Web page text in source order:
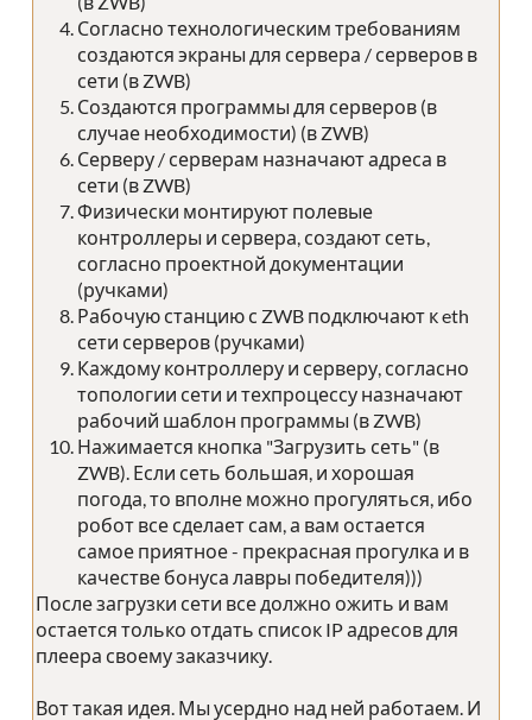
Согласно технологическим требованиям
создаются экраны для сервера / серверов в
сети (в ZWB)
Создаются программы для серверов (в
случае необходимости) (в ZWB)
Серверу / серверам назначают адреса в
сети (в ZWB)
Физически монтируют полевые
контроллеры и сервера, создают сеть,
согласно проектной документации
(ручками)
Рабочую станцию с ZWB подключают к eth
сети серверов (ручками)
Каждому контроллеру и серверу, согласно
топологии сети и техпроцессу назначают
рабочий шаблон программы (в ZWB)
Нажимается кнопка "Загрузить сеть" (в
ZWB). Если сеть большая, и хорошая
погода, то вполне можно прогуляться, ибо
робот все сделает сам, а вам остается
самое приятное - прекрасная прогулка и в
качестве бонуса лавры победителя)))
После загрузки сети все должно ожить и вам
остается только отдать список IP адресов для
плеера своему заказчику.
Вот такая идея. Мы усердно над ней работаем. И